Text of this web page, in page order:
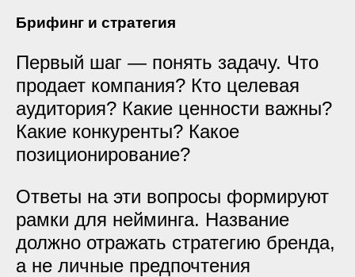
Брифинг и стратегия
Первый шаг — понять задачу. Что
продает компания? Кто целевая
аудитория? Какие ценности важны?
Какие конкуренты? Какое
позиционирование?
Ответы на эти вопросы формируют
рамки для нейминга. Название
должно отражать стратегию бренда,
а не личные предпочтения